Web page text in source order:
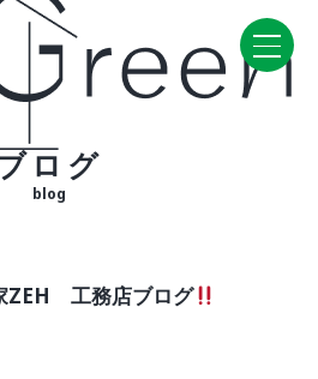
ログ
blog
ZEH 工務店ブログ